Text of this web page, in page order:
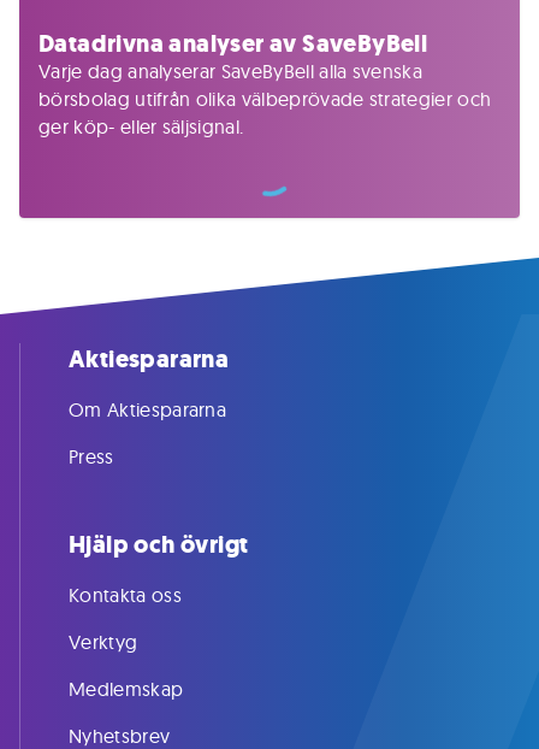
Datadrivna analyser av SaveByBell
Varje dag analyserar SaveByBell alla svenska
börsbolag utifrån olika välbeprövade strategier och
ger köp- eller säljsignal.
Aktiespararna
Om Aktiespararna
Press
Hjälp och övrigt
Kontakta oss
Verktyg
Medlemskap
Nyhetsbrev